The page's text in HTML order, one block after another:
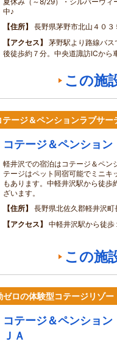
中♪
住所
長野県茅野市北山４０３
アクセス
茅野駅より路線バ
後徒歩約７分。中央道諏訪ICから
この施
ージ＆ペンションラブサー
コテージ＆ペンショ
軽井沢での宿泊はコテージ＆ペン
テージはペット同宿可能でミニキ
もあります。中軽井沢駅から徒歩
ざいます。
住所
長野県北佐久郡軽井沢町
アクセス
中軽井沢駅から徒歩
この施
ゼロの体験型コテージリゾー
コテージ＆ペンション
ＪＡ